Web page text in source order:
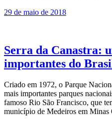
29 de maio de 2018
Serra da Canastra:
importantes do
Criado em 1972, o Parque
mais importantes parques
famoso Rio São Francisco, que
município de Medeiros em